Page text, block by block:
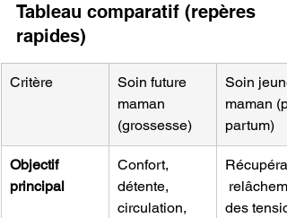
Tableau comparatif (repères
rapides)
Critère
Soin future
maman
(grossesse)
Soin
maman
partum)
Objectif
principal
Confort,
détente,
circulation,
des